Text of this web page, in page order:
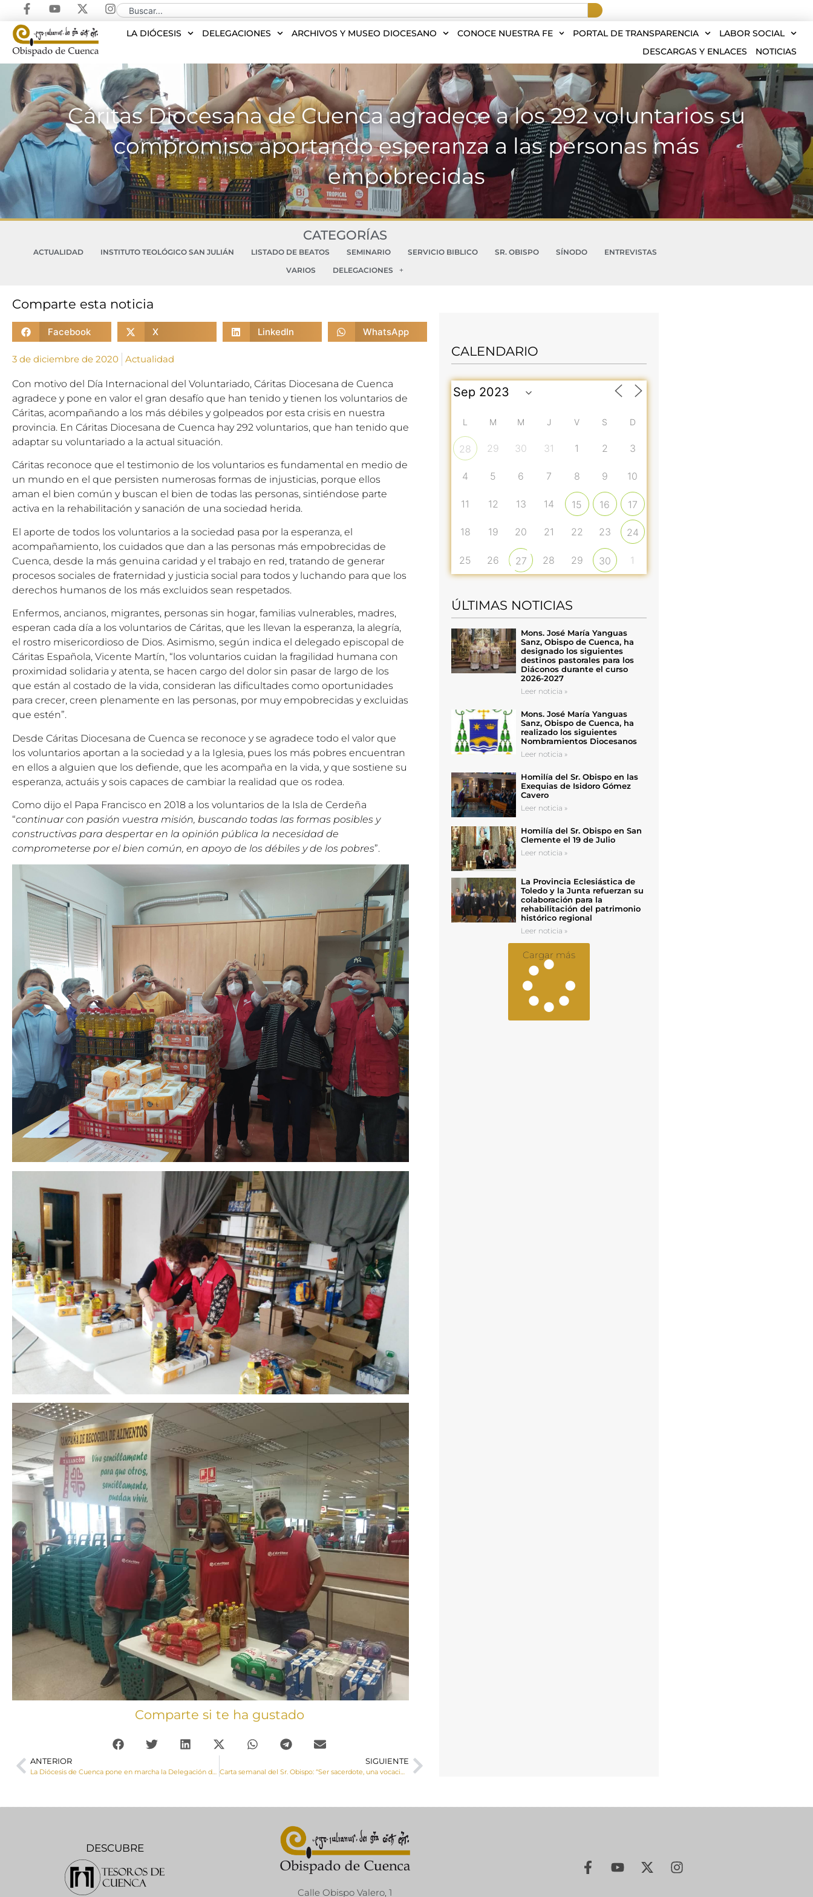
LA DIÓCESIS DELEGACIONES ARCHIVOS Y MUSEO DIOCESANO CONOCE NUESTRA FE PORTAL DE TRANSPARENCIA
LABOR SOCIAL
DESCARGAS Y ENLACES
NOTICIAS
Cáritas Diocesana de Cuenca agradece a los 292 voluntarios su
compromiso aportando esperanza a las personas más
empobrecidas
CATEGORÍAS
ACTUALIDAD INSTITUTO TEOLÓGICO SAN JULIÁN LISTADO DE BEATOS SEMINARIO SERVICIO BIBLICO SR. OBISPO SÍNODO
ENTREVISTAS
VARIOS
DELEGACIONES
Comparte esta noticia
Facebook X LinkedIn WhatsApp
3 de diciembre de 2020 Actualidad
Con motivo del Día Internacional del Voluntariado, Cáritas Diocesana de Cuenca
agradece y pone en valor el gran desafío que han tenido y tienen los voluntarios de
Cáritas, acompañando a los más débiles y golpeados por esta crisis en nuestra
provincia. En Cáritas Diocesana de Cuenca hay 292 voluntarios, que han tenido que
adaptar su voluntariado a la actual situación.
Cáritas reconoce que el testimonio de los voluntarios es fundamental en medio de
un mundo en el que persisten numerosas formas de injusticias, porque ellos
aman el bien común y buscan el bien de todas las personas, sintiéndose parte
activa en la rehabilitación y sanación de una sociedad herida.
El aporte de todos los voluntarios a la sociedad pasa por la esperanza, el
acompañamiento, los cuidados que dan a las personas más empobrecidas de
Cuenca, desde la más genuina caridad y el trabajo en red, tratando de generar
procesos sociales de fraternidad y justicia social para todos y luchando para que los
derechos humanos de los más excluidos sean respetados.
Enfermos, ancianos, migrantes, personas sin hogar, familias vulnerables, madres,
esperan cada día a los voluntarios de Cáritas, que les llevan la esperanza, la alegría,
el rostro misericordioso de Dios. Asimismo, según indica el delegado episcopal de
Cáritas Española, Vicente Martín, “los voluntarios cuidan la fragilidad humana con
proximidad solidaria y atenta, se hacen cargo del dolor sin pasar de largo de los
que están al costado de la vida, consideran las dificultades como oportunidades
para crecer, creen plenamente en las personas, por muy empobrecidas y excluidas
que estén”.
Desde Cáritas Diocesana de Cuenca se reconoce y se agradece todo el valor que
los voluntarios aportan a la sociedad y a la Iglesia, pues los más pobres encuentran
en ellos a alguien que los defiende, que les acompaña en la vida, y que sostiene su
esperanza, actuáis y sois capaces de cambiar la realidad que os rodea.
Como dijo el Papa Francisco en 2018 a los voluntarios de la Isla de Cerdeña
“continuar con pasión vuestra misión, buscando todas las formas posibles y
constructivas para despertar en la opinión pública la necesidad de
comprometerse por el bien común, en apoyo de los débiles y de los pobres”.
Comparte si te ha gustado
ANTERIOR SIGUIENTE
CALENDARIO
L M M J V S D
28 29 30 31 1 2 3
4 5 6 7 8 9 10
11 12 13 14 15 16 17
18 19 20 21 22 23 24
25 26 27 28 29 30 1
ÚLTIMAS NOTICIAS
Mons. José María Yanguas
Sanz, Obispo de Cuenca, ha
designado los siguientes
destinos pastorales para los
Diáconos durante el curso
2026-2027
Leer noticia »
Mons. José María Yanguas
Sanz, Obispo de Cuenca, ha
realizado los siguientes
Nombramientos Diocesanos
Leer noticia »
Homilía del Sr. Obispo en las
Exequias de Isidoro Gómez
Cavero
Leer noticia »
Homilía del Sr. Obispo en San
Clemente el 19 de Julio
Leer noticia »
La Provincia Eclesiástica de
Toledo y la Junta refuerzan su
colaboración para la
rehabilitación del patrimonio
histórico regional
Leer noticia »
Cargar más
DESCUBRE
Calle Obispo Valero, 1